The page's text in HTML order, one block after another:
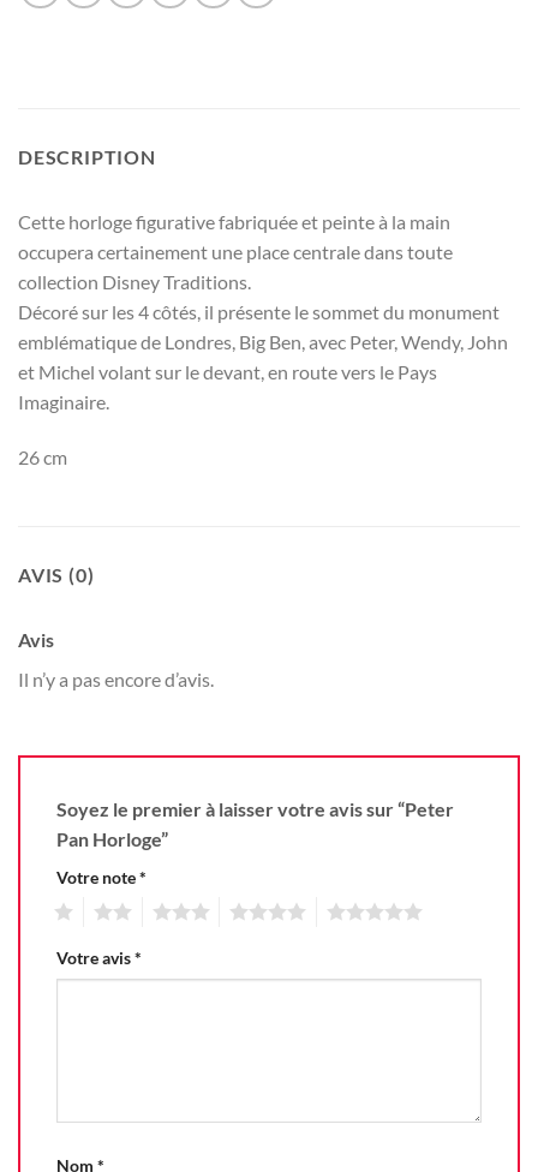
DESCRIPTION
Cette horloge figurative fabriquée et peinte à la main
occupera certainement une place centrale dans toute
collection Disney Traditions.
Décoré sur les 4 côtés, il présente le sommet du monument
emblématique de Londres, Big Ben, avec Peter, Wendy, John
et Michel volant sur le devant, en route vers le Pays
Imaginaire.
26 cm
AVIS (0)
Avis
Il n’y a pas encore d’avis.
Soyez le premier à laisser votre avis sur “Peter
Pan Horloge”
Votre note*
Votre avis*
Nom *